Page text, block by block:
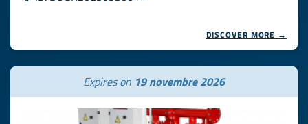
DISCOVER MORE →
Expires on 19 novembre 2026